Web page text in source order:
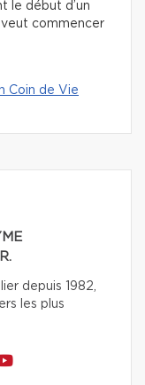
le début d’un
commencer
Coin de Vie
depuis 1982,
les plus